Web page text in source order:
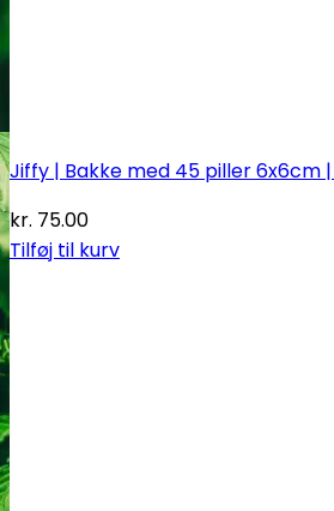
Jiffy | Bakke med 45 piller 6x6cm |
kr. 75.00
Tilføj til kurv